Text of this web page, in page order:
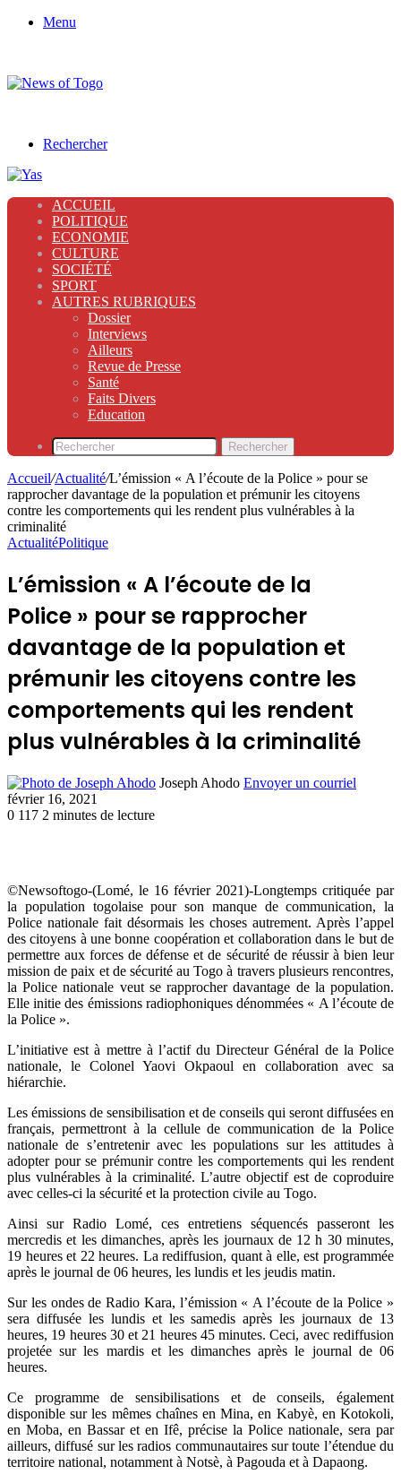
Menu
Rechercher
ACCUEIL
POLITIQUE
ECONOMIE
CULTURE
SOCIÉTÉ
SPORT
AUTRES RUBRIQUES
Dossier
Interviews
Ailleurs
Revue de Presse
Santé
Faits Divers
Education
Rechercher
Accueil/Actualité/L’émission « A l’écoute de la Police » pour se
rapprocher davantage de la population et prémunir les citoyens
contre les comportements qui les rendent plus vulnérables à la
criminalité
ActualitéPolitique
L’émission « A l’écoute de la
Police » pour se rapprocher
davantage de la population et
prémunir les citoyens contre les
comportements qui les rendent
plus vulnérables à la criminalité
Joseph Ahodo Envoyer un courriel
février 16, 2021
0 117 2 minutes de lecture
©Newsoftogo-(Lomé, le 16 février 2021)-Longtemps critiquée par
la population togolaise pour son manque de communication, la
Police nationale fait désormais les choses autrement. Après l’appel
des citoyens à une bonne coopération et collaboration dans le but de
permettre aux forces de défense et de sécurité de réussir à bien leur
mission de paix et de sécurité au Togo à travers plusieurs rencontres,
la Police nationale veut se rapprocher davantage de la population.
Elle initie des émissions radiophoniques dénommées « A l’écoute de
la Police ».
L’initiative est à mettre à l’actif du Directeur Général de la Police
nationale, le Colonel Yaovi Okpaoul en collaboration avec sa
hiérarchie.
Les émissions de sensibilisation et de conseils qui seront diffusées en
français, permettront à la cellule de communication de la Police
nationale de s’entretenir avec les populations sur les attitudes à
adopter pour se prémunir contre les comportements qui les rendent
plus vulnérables à la criminalité. L’autre objectif est de coproduire
avec celles-ci la sécurité et la protection civile au Togo.
Ainsi sur Radio Lomé, ces entretiens séquencés passeront les
mercredis et les dimanches, après les journaux de 12 h 30 minutes,
19 heures et 22 heures. La rediffusion, quant à elle, est programmée
après le journal de 06 heures, les lundis et les jeudis matin.
Sur les ondes de Radio Kara, l’émission « A l’écoute de la Police »
sera diffusée les lundis et les samedis après les journaux de 13
heures, 19 heures 30 et 21 heures 45 minutes. Ceci, avec rediffusion
projetée sur les mardis et les dimanches après le journal de 06
heures.
Ce programme de sensibilisations et de conseils, également
disponible sur les mêmes chaînes en Mina, en Kabyè, en Kotokoli,
en Moba, en Bassar et en Ifê, précise la Police nationale, sera par
ailleurs, diffusé sur les radios communautaires sur toute l’étendue du
territoire national, notamment à Notsè, à Pagouda et à Dapaong.